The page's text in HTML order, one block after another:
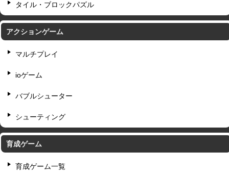
タイル・ブロックパズル
アクションゲーム
マルチプレイ
ioゲーム
バブルシューター
シューティング
育成ゲーム
育成ゲーム一覧